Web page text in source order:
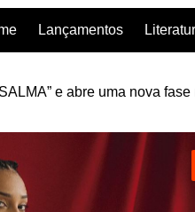
Lançamentos
e abre uma nova
“Projeção”, de 2010, nas